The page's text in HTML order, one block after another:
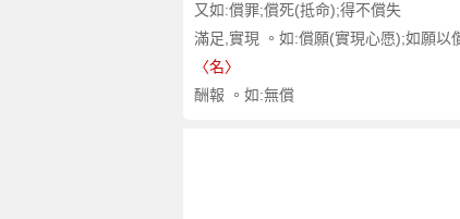
又如:償罪;償死(抵命);得不償失
滿足,實現 。如:償願(實現心愿);如願以
〈名〉
酬報 。如:無償